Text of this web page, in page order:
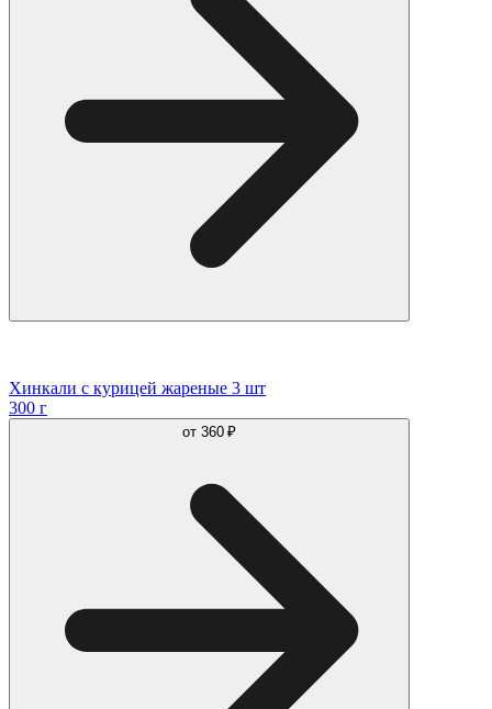
Хинкали с курицей жареные 3 шт
300 г
от 360 ₽